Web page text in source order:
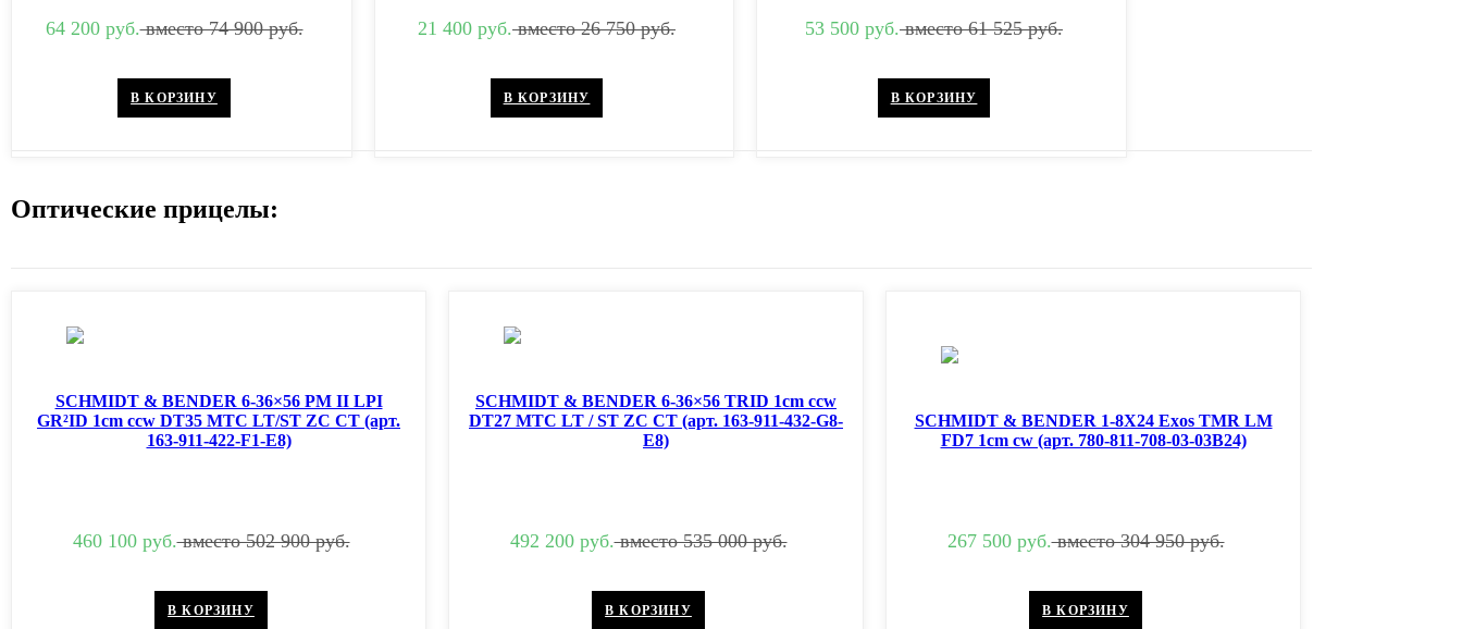
64 200 руб.вместо 74 900 руб.
В КОРЗИНУ
21 400 руб.вместо 26 750 руб.
В КОРЗИНУ
53 500 руб.вместо 61 525 руб.
В КОРЗИНУ
Оптические прицелы:
SCHMIDT & BENDER 6-36×56 PM II LPI
GR²ID 1cm ccw DT35 MTC LT/ST ZC CT (арт.
163-911-422-F1-E8)
460 100 руб.вместо 502 900 руб.
В КОРЗИНУ
SCHMIDT & BENDER 6-36×56 TRID 1cm ccw
DT27 MTC LT / ST ZC CТ (арт. 163-911-432-G8-
E8)
492 200 руб.вместо 535 000 руб.
В КОРЗИНУ
SCHMIDT & BENDER 1-8X24 Exos TMR LM
FD7 1cm cw (арт. 780-811-708-03-03B24)
267 500 руб.вместо 304 950 руб.
В КОРЗИНУ